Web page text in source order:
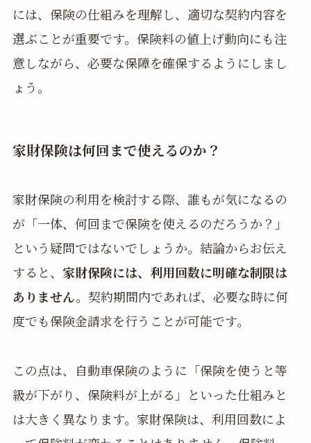
には、保険の仕組みを理解し、適切な契約内容を
選ぶことが重要です。保険料の値上げ動向にも注
意しながら、必要な保障を確保するようにしまし
ょう。
家財保険は何回まで使えるのか？
家財保険の利用を検討する際、誰もが気になるの
が「一体、何回まで保険を使えるのだろうか？」
という疑問ではないでしょうか。結論からお伝え
すると、 家財保険には、利用回数に明確な制限は
ありません。 契約期間内であれば、必要な時に何
度でも保険金請求を行うことが可能です。
この点は、自動車保険のように「保険を使うと等
級が下がり、保険料が上がる」といった仕組みと
は大きく異なります。家財保険は、利用回数によ